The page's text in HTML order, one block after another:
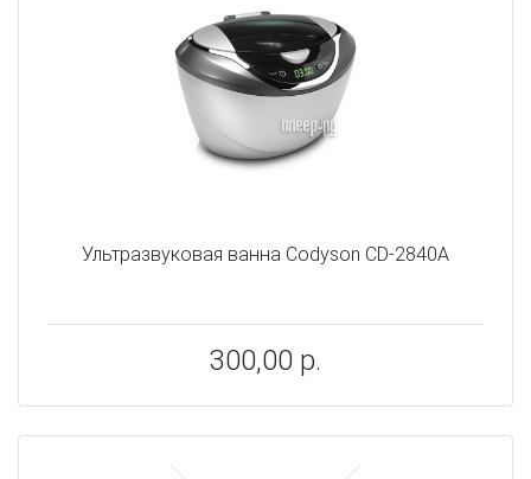
Ультразвуковая ванна Codyson CD-2840A
300,00 р.